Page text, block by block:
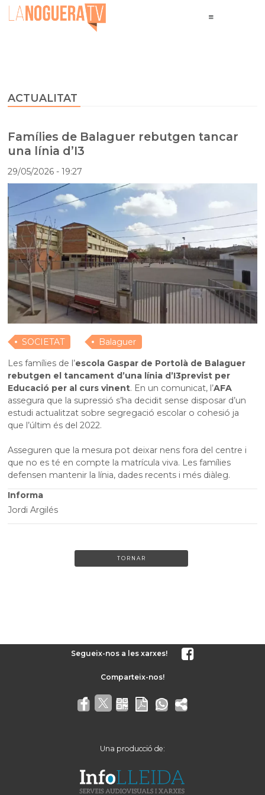
ACTUALITAT
Famílies de Balaguer rebutgen tancar
una línia d’I3
29/05/2026- 19:27
SOCIETAT
Balaguer
Les famílies de l’escola Gaspar de Portolà de Balaguer
rebutgen el tancament d’una línia d’I3previst per
Educació per al curs vinent. En un comunicat, l’AFA
assegura que la supressió s’ha decidit sense disposar d’un
estudi actualitzat sobre segregació escolar o cohesió ja
que l’últim és del 2022.
Asseguren que la mesura pot deixar nens fora del centre i
que no es té en compte la matrícula viva. Les famílies
defensen mantenir la línia, dades recents i més diàleg.
Informa
Jordi Argilés
TORNAR
Segueix-nos a les xarxes!
Una producció de: